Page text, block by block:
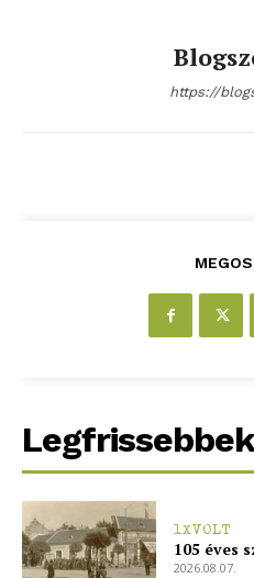
https://
Legfrissebbek
1XVOLT
105 éves
2026.08.07.